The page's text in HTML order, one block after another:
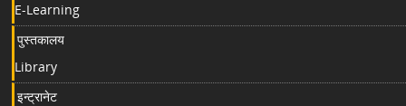
E-Learning
पुस्तकालय
Library
इन्ट्रानेट